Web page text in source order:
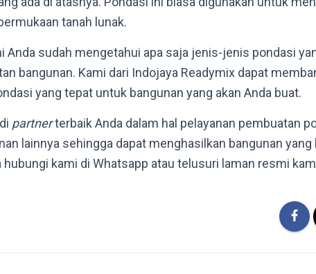
tanah lunak.
Anda sudah mengetahui apa saja jenis-jenis pondasi
bangunan. Kami dari Indojaya Readymix dapat
yang tepat untuk bangunan yang akan Anda buat.
partnerterbaik Anda dalam hal pelayanan pembuatan
lainnya sehingga dapat menghasilkan bangunan yang
hubungi kami di Whatsapp atau telusuri laman resmi